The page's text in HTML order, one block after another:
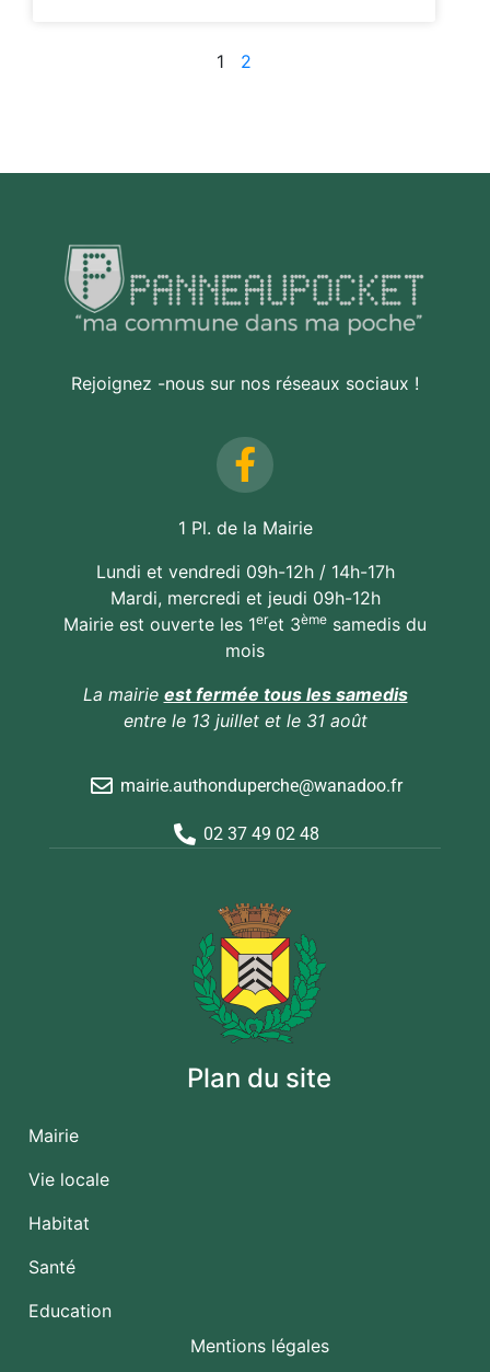
1 2
Plan du site
Mairie
Vie locale
Habitat
Santé
Education
Mentions légales
Rejoignez -nous sur nos réseaux sociaux !
1 Pl. de la Mairie
Lundi et vendredi 09h-12h / 14h-17h
Mardi, mercredi et jeudi 09h-12h
Mairie est ouverte les 1eret 3ème samedis du
mois
La mairie est fermée tous les samedis
entre le 13 juillet et le 31 août
mairie.authonduperche@wanadoo.fr
02 37 49 02 48